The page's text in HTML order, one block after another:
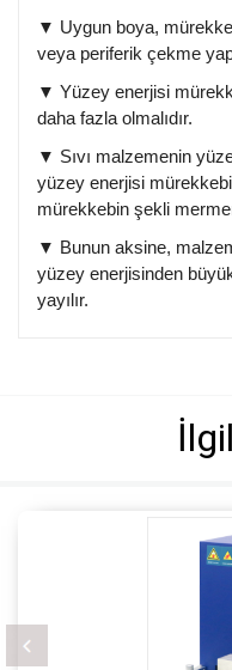
▼ Uygun boya,
veya periferik çekme
▼ Yüzey enerjisi
daha fazla olmalıdır.
▼ Sıvı malzemenin
yüzey enerjisi
mürekkebin şekli
▼ Bunun aksine,
yüzey enerjisinden
yayılır.